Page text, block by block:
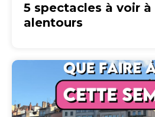
5 spectacles à voir à
alentours